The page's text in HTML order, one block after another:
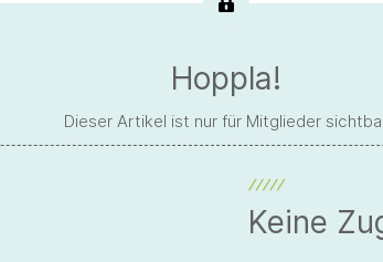
Hoppla!
Dieser Artikel ist nur für Mitglieder
Keine